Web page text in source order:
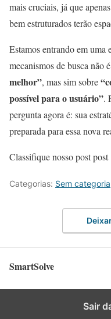
mais cruciais, já que
bem estruturados terão
Estamos entrando em uma
mecanismos de busca não
melhor”, mas sim sobre
possível para o usuário”.
pergunta agora é: sua
preparada para essa nova
Classifique nosso post post
Categorias: Sem categoria
SmartSolve
Sair